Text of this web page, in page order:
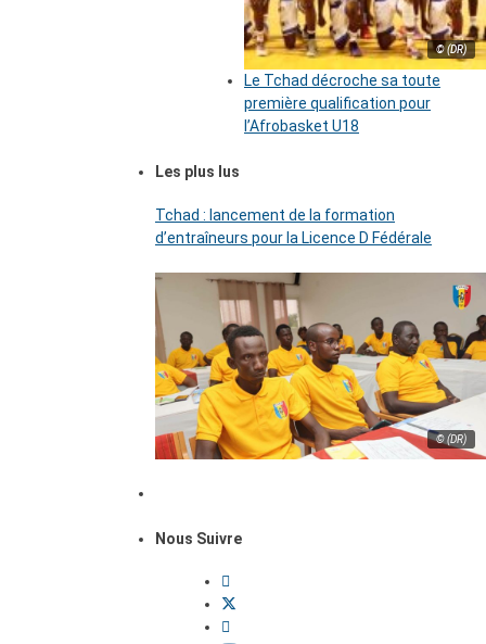
© (DR)
Le Tchad décroche sa toute
première qualification pour
l’Afrobasket U18
Les plus lus
Tchad : lancement de la formation
d’entraîneurs pour la Licence D Fédérale
© (DR)
Nous Suivre